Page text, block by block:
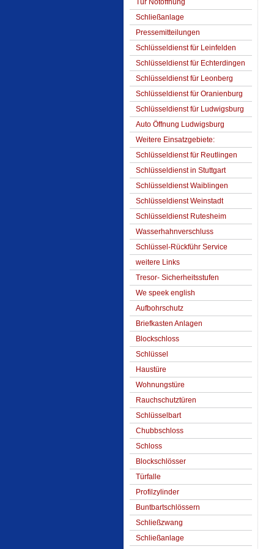
Tür Notöffnung
Schließanlage
Pressemitteilungen
Schlüsseldienst für Leinfelden
Schlüsseldienst für Echterdingen
Schlüsseldienst für Leonberg
Schlüsseldienst für Oranienburg
Schlüsseldienst für Ludwigsburg
Auto Öffnung Ludwigsburg
Weitere Einsatzgebiete:
Schlüsseldienst für Reutlingen
Schlüsseldienst in Stuttgart
Schlüsseldienst Waiblingen
Schlüsseldienst Weinstadt
Schlüsseldienst Rutesheim
Wasserhahnverschluss
Schlüssel-Rückführ Service
weitere Links
Tresor- Sicherheitsstufen
We speek english
Aufbohrschutz
Briefkasten Anlagen
Blockschloss
Schlüssel
Haustüre
Wohnungstüre
Rauchschutztüren
Schlüsselbart
Chubbschloss
Schloss
Blockschlösser
Türfalle
Profilzylinder
Buntbartschlössern
Schließzwang
Schließanlage